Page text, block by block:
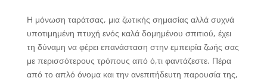
Η μόνωση ταράτσας, μια ζωτικής σημασίας αλλά συχνά
υποτιμημένη πτυχή ενός καλά δομημένου σπιτιού, έχει
τη δύναμη να φέρει επανάσταση στην εμπειρία ζωής σας
με περισσότερους τρόπους από ό,τι φαντάζεστε. Πέρα
από το απλό όνομα και την ανεπιτήδευτη παρουσία της,